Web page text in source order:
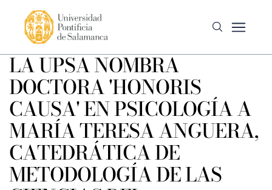
LA UPSA NOMBRA
DOCTORA 'HONORIS
CAUSA' EN PSICOLOGÍA A
MARÍA TERESA ANGUERA,
CATEDRÁTICA DE
METODOLOGÍA DE LAS